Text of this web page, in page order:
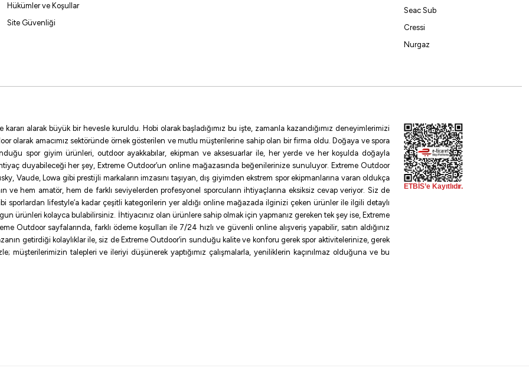
Hükümler ve Koşullar
Site Güvenliği
Seac Sub
Cressi
Nurgaz
alarak büyük bir hevesle kuruldu. Hobi olarak başladığımız bu işte, zamanla kazandığımız deneyimlerimizi
olarak amacımız sektöründe örnek gösterilen ve mutlu müşterilerine sahip olan bir firma oldu. Doğaya ve spora
spor giyim ürünleri, outdoor ayakkabılar, ekipman ve aksesuarlar ile, her yerde ve her koşulda doğayla
duyabileceği her şey, Extreme Outdoor’un online mağazasında beğenilerinize sunuluyor. Extreme Outdoor
Vaude, Lowa gibi prestijli markaların imzasını taşıyan, dış giyimden ekstrem spor ekipmanlarına varan oldukça
ve hem amatör, hem de farklı seviyelerden profesyonel sporcuların ihtiyaçlarına eksiksiz cevap veriyor. Siz de
sporlardan lifestyle’a kadar çeşitli kategorilerin yer aldığı online mağazada ilginizi çeken ürünler ile ilgili detaylı
ürünleri kolayca bulabilirsiniz. İhtiyacınız olan ürünlere sahip olmak için yapmanız gereken tek şey ise, Extreme
Outdoor sayfalarında, farklı ödeme koşulları ile 7/24 hızlı ve güvenli online alışveriş yapabilir, satın aldığınız
getirdiği kolaylıklar ile, siz de Extreme Outdoor’in sunduğu kalite ve konforu gerek spor aktivitelerinize, gerek
müşterilerimizin talepleri ve ileriyi düşünerek yaptığımız çalışmalarla, yeniliklerin kaçınılmaz olduğuna ve bu